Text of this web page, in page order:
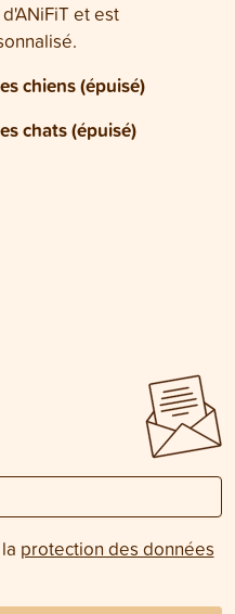
et est
chiens(épuisé)
chats(épuisé)
protection des données